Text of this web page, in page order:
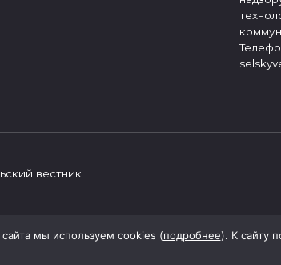
вестник
мы используем cookies (подробнее). К сайту